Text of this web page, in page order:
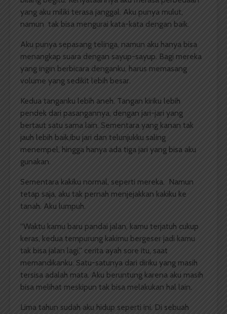
yang aku miliki terasa janggal. Aku punya mulut,
namun tak bisa mengurai kata-kata dengan baik.
Aku punya sepasang telinga, namun aku hanya bisa
menangkap suara dengan sayup-sayup. Bagi mereka
yang ingin berbicara denganku, harus memasang
volume yang sedikit lebih besar.
Kedua tanganku lebih aneh. Tangan kiriku lebih
pendek dari pasangannya, dengan jari-jari yang
bertaut satu sama lain. Sementara yang kanan tak
jauh lebih baik,ibu jari dan telunjukku saling
menempel, hingga hanya ada tiga jari yang bisa aku
gunakan.
Sementara kakiku normal, seperti mereka. Namun
tetap saja, aku tak pernah menjejakkan kakiku ke
tanah. Aku lumpuh.
“Waktu kamu baru pandai jalan, kamu terjatuh cukup
keras, kedua tempurung kakimu bergeser jadi kamu
tak bisa jalan lagi,” cerita ayah sore itu, saat
memandikanku. Satu-satunya dari diriku yang masih
tersisa adalah mata. Aku beruntung karena aku masih
bisa melihat meskipun tak bisa melakukan hal lain.
Lima tahun sudah aku hidup seperti ini. Di sebuah